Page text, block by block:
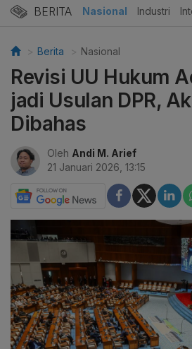
BERITA Nasional Industri
Berita Nasional
Revisi UU Hukum
jadi Usulan DPR,
Dibahas
Oleh Andi M. Arief
21 Januari 2026, 13:15